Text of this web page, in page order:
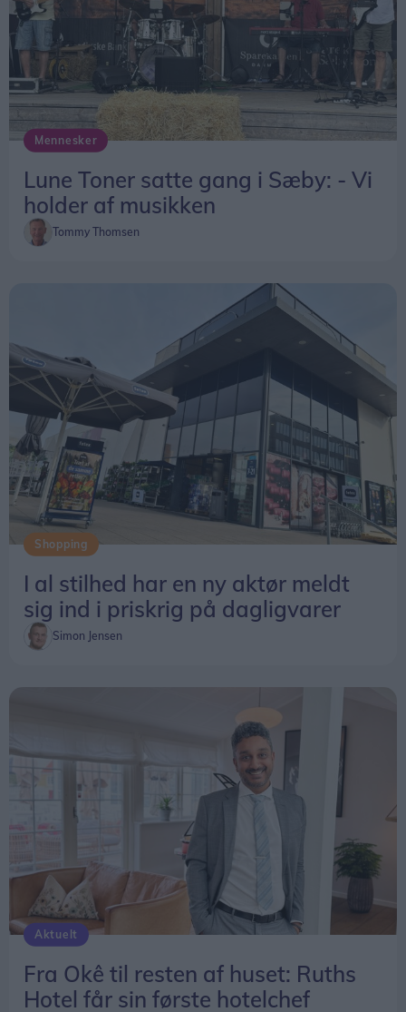
Mennesker
Lune Toner satte gang i Sæby: - Vi
holder af musikken
Tommy Thomsen
Shopping
I al stilhed har en ny aktør meldt
sig ind i priskrig på dagligvarer
Simon Jensen
Fra Okê til resten af huset: Ruths
Hotel får sin første hotelchef
Frederikke Haandbæk Henriksen